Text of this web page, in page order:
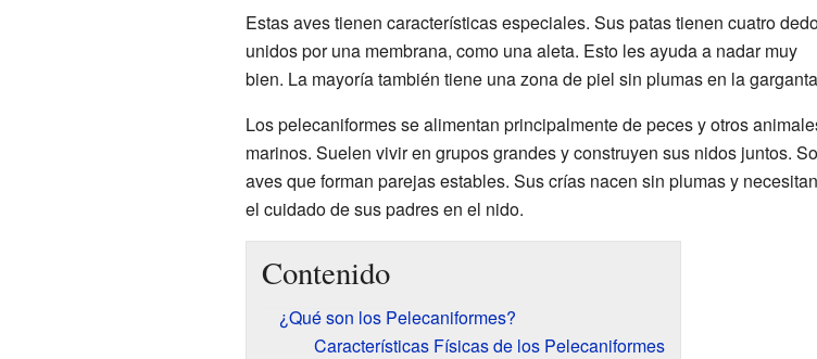
Estas aves tienen características especiales. Sus patas tienen cuatro
unidos por una membrana, como una aleta. Esto les ayuda a nadar muy
bien. La mayoría también tiene una zona de piel sin plumas en la
Los pelecaniformes se alimentan principalmente de peces y otros
marinos. Suelen vivir en grupos grandes y construyen sus nidos juntos.
aves que forman parejas estables. Sus crías nacen sin plumas y necesitan
el cuidado de sus padres en el nido.
Contenido
¿Qué son los Pelecaniformes?
Características Físicas de los Pelecaniformes